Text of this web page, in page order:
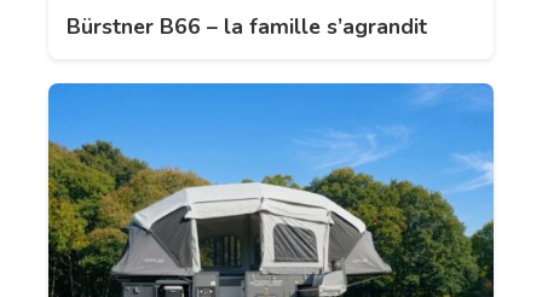
Bürstner B66 – la famille s’agrandit